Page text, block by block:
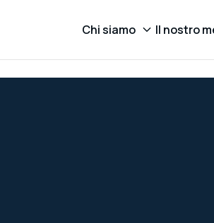
Chi siamo Il nostro